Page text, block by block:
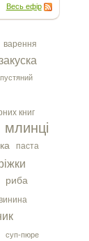
Весь ефір
варення
книг
млинці
паста
риба
суп-пюре